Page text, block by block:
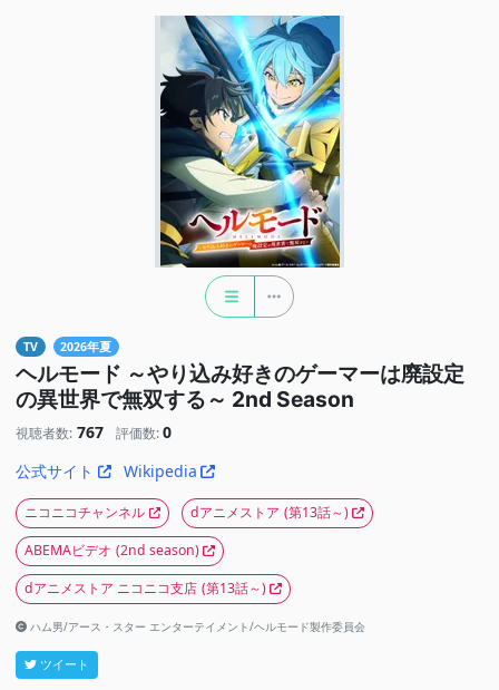
TV 2026年夏
ヘルモード ～やり込み好きのゲーマーは廃設定
の異世界で無双する～ 2nd Season
視聴者数: 767 評価数: 0
公式サイト
Wikipedia
ニコニコチャンネル dアニメストア (第13話～)
ABEMAビデオ (2nd season)
dアニメストア ニコニコ支店 (第13話～)
ハム男/アース・スター エンターテイメント/ヘルモード製作委員会
ツイート